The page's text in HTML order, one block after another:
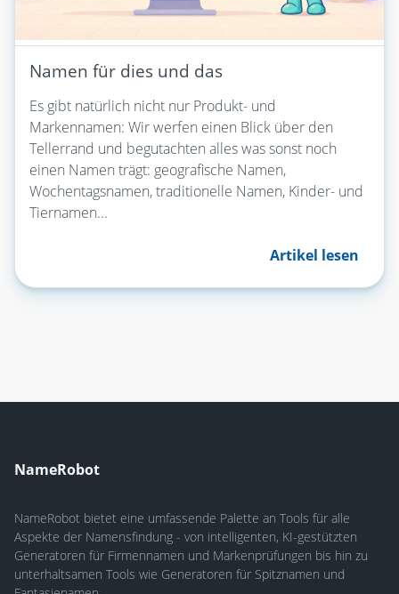
Namen für dies und das
Es gibt natürlich nicht nur Produkt- und
Markennamen: Wir werfen einen Blick über den
Tellerrand und begutachten alles was sonst noch
einen Namen trägt: geografische Namen,
Wochentagsnamen, traditionelle Namen, Kinder- und
Tiernamen...
Artikel lesen
NameRobot
NameRobot bietet eine umfassende Palette an Tools für alle
Aspekte der Namensfindung - von intelligenten, KI-gestützten
Generatoren für Firmennamen und Markenprüfungen bis hin zu
unterhaltsamen Tools wie Generatoren für Spitznamen und